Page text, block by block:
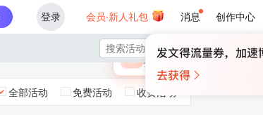
登录 会员·新人礼包 消息 创作中心
×
🎁 未登录
登录领取最高

全部活动 免费活动 收费活动